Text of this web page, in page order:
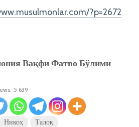
?p=2672
Вақфи Фатво Бўлими
5 639
Никоҳ Талоқ